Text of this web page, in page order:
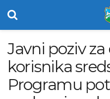
Javni poziv
korisnika
Programu